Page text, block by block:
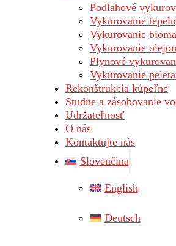
Podlahové
Vykurovanie
Vykurovanie
Vykurovanie
Plynové
Vykurovanie
Rekonštrukcia kúpeľne
Studne a zásobovanie
Udržateľnosť
O nás
Kontaktujte nás
Slovenčina
English
Deutsch